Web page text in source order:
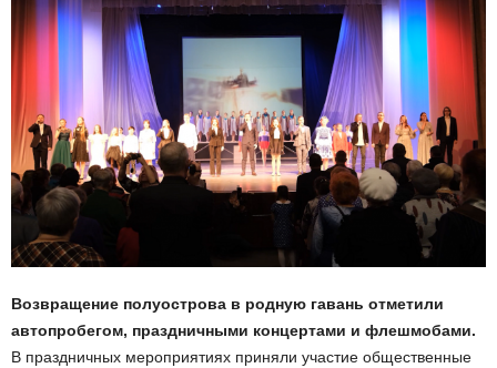
Возвращение полуострова в родную гавань отметили
автопробегом, праздничными концертами и флешмобами.
В праздничных мероприятиях приняли участие общественные